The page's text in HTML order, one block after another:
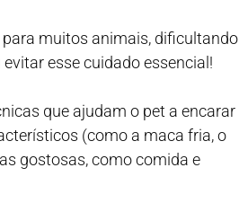
muitos animais, dificultando
esse cuidado essencial!
que ajudam o pet a encarar
(como a maca fria, o
gostosas, como comida e